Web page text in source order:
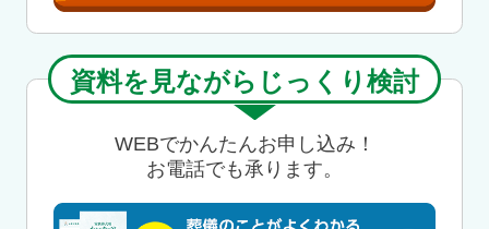
資料を見ながらじっくり検討
WEBでかんたんお申し込み！
お電話でも承ります。